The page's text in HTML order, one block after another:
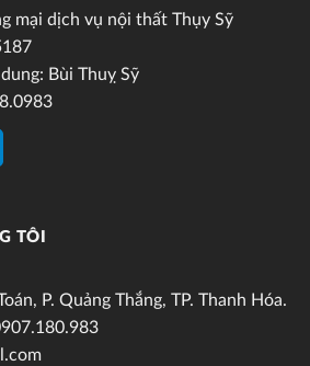
mại dịch vụ nội thất Thụy Sỹ
Bùi Thuỵ Sỹ
TÔI
P. Quảng Thắng, TP. Thanh Hóa.